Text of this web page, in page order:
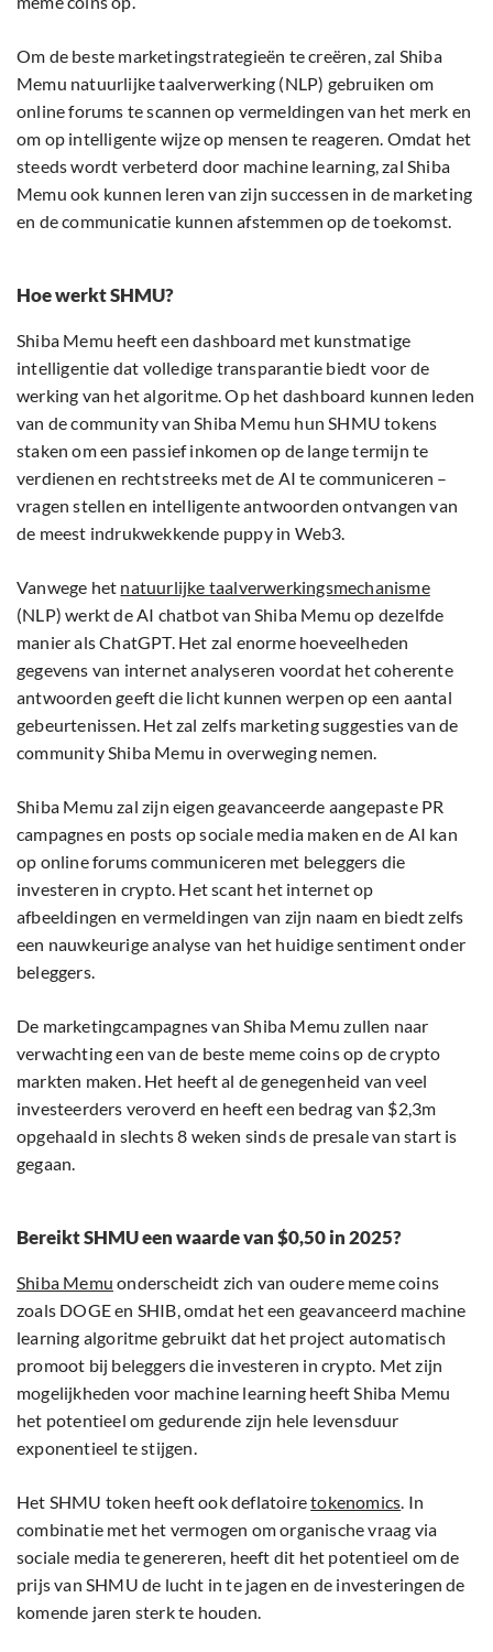
Om de beste marketingstrategieën te creëren, zal Shiba
Memu natuurlijke taalverwerking (NLP) gebruiken om
online forums te scannen op vermeldingen van het merk en
om op intelligente wijze op mensen te reageren. Omdat het
steeds wordt verbeterd door machine learning, zal Shiba
Memu ook kunnen leren van zijn successen in de marketing
en de communicatie kunnen afstemmen op de toekomst.
Hoe werkt SHMU?
Shiba Memu heeft een dashboard met kunstmatige
intelligentie dat volledige transparantie biedt voor de
werking van het algoritme. Op het dashboard kunnen leden
van de community van Shiba Memu hun SHMU tokens
staken om een passief inkomen op de lange termijn te
verdienen en rechtstreeks met de AI te communiceren –
vragen stellen en intelligente antwoorden ontvangen van
de meest indrukwekkende puppy in Web3.
Vanwege het natuurlijke taalverwerkingsmechanisme
(NLP) werkt de AI chatbot van Shiba Memu op dezelfde
manier als ChatGPT. Het zal enorme hoeveelheden
gegevens van internet analyseren voordat het coherente
antwoorden geeft die licht kunnen werpen op een aantal
gebeurtenissen. Het zal zelfs marketing suggesties van de
community Shiba Memu in overweging nemen.
Shiba Memu zal zijn eigen geavanceerde aangepaste PR
campagnes en posts op sociale media maken en de AI kan
op online forums communiceren met beleggers die
investeren in crypto. Het scant het internet op
afbeeldingen en vermeldingen van zijn naam en biedt zelfs
een nauwkeurige analyse van het huidige sentiment onder
beleggers.
De marketingcampagnes van Shiba Memu zullen naar
verwachting een van de beste meme coins op de crypto
markten maken. Het heeft al de genegenheid van veel
investeerders veroverd en heeft een bedrag van $2,3m
opgehaald in slechts 8 weken sinds de presale van start is
gegaan.
Bereikt SHMU een waarde van $0,50 in 2025?
Shiba Memu onderscheidt zich van oudere meme coins
zoals DOGE en SHIB, omdat het een geavanceerd machine
learning algoritme gebruikt dat het project automatisch
promoot bij beleggers die investeren in crypto. Met zijn
mogelijkheden voor machine learning heeft Shiba Memu
het potentieel om gedurende zijn hele levensduur
exponentieel te stijgen.
Het SHMU token heeft ook deflatoiretokenomics. In
combinatie met het vermogen om organische vraag via
sociale media te genereren, heeft dit het potentieel om de
prijs van SHMU de lucht in te jagen en de investeringen de
komende jaren sterk te houden.